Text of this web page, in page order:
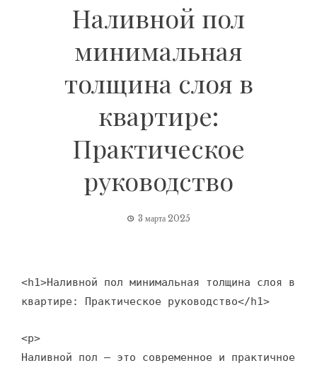
Наливной пол
минимальная
толщина слоя в
квартире:
Практическое
руководство
3 марта 2025
<h1>Наливной пол минимальная толщина слоя в
квартире: Практическое руководство</h1>
<p>
Наливной пол – это современное и практичное